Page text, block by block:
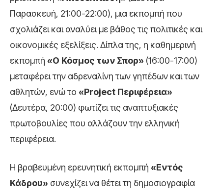
Παρασκευή, 21:00-22:00), μια εκπομπή που
σχολιάζει και αναλύει με βάθος τις πολιτικές και
οικονομικές εξελίξεις. Δίπλα της, η καθημερινή
εκπομπή «Ο Κόσμος των Σπορ» (16:00-17:00)
μεταφέρει την αδρεναλίνη των γηπέδων και των
αθλητών, ενώ το «Project Περιφέρεια»
(Δευτέρα, 20:00) φωτίζει τις αναπτυξιακές
πρωτοβουλίες που αλλάζουν την ελληνική
περιφέρεια.
Η βραβευμένη ερευνητική εκπομπή «Εντός
Κάδρου» συνεχίζει να θέτει τη δημοσιογραφία